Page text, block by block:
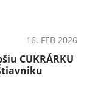
16. FEB 2026
CUKRÁRKU